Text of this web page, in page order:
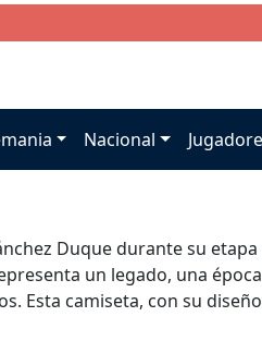
Nacional
Duque durante su etapa
un legado, una
Esta camiseta, con su